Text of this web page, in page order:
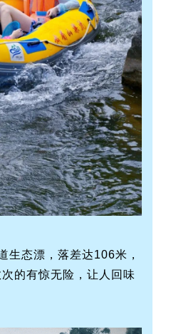
生态漂，落差达106米，
的有惊无险，让人回味